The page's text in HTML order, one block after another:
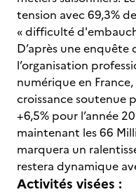
tension avec 69,3%
« difficulté
D’après une
l’organisation
numérique en
croissance soutenue
+6,5% pour l’année
maintenant les 66
marquera un
restera dynamique
Activités visées :